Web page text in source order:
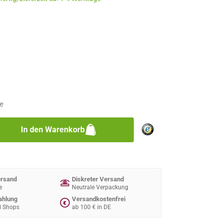
Gib den gewünschten Wert ein
In den Warenkorb
Diskreter Versand
Neutrale Verpackung
Shops
€
Versandkostenfrei
ab 100 € in DE